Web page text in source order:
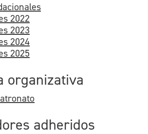
2022
2023
2024
2025
organizativa
adheridos